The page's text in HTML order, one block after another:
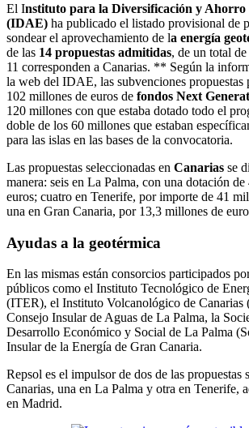
El Instituto para la Diversificación y Ahorro
(IDAE) ha publicado el listado provisional de
sondear el aprovechamiento de la energía
de las 14 propuestas admitidas, de un total
11 corresponden a Canarias. ** Según la
la web del IDAE, las subvenciones propuestas
102 millones de euros de fondos Next
120 millones con que estaba dotado todo el
doble de los 60 millones que estaban
para las islas en las bases de la convocatoria.
Las propuestas seleccionadas en Canarias se
manera: seis en La Palma, con una dotación
euros; cuatro en Tenerife, por importe de 41
una en Gran Canaria, por 13,3 millones de
Ayudas a la geotérmica
En las mismas están consorcios participados
públicos como el Instituto Tecnológico de
(ITER), el Instituto Volcanológico de Canarias
Consejo Insular de Aguas de La Palma, la
Desarrollo Económico y Social de La Palma
Insular de la Energía de Gran Canaria.
Repsol es el impulsor de dos de las propuestas
Canarias, una en La Palma y otra en Tenerife,
en Madrid.